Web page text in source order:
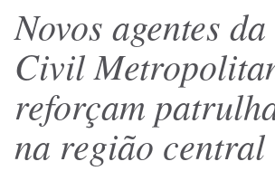
Novos agentes
Civil
reforçam
na região central